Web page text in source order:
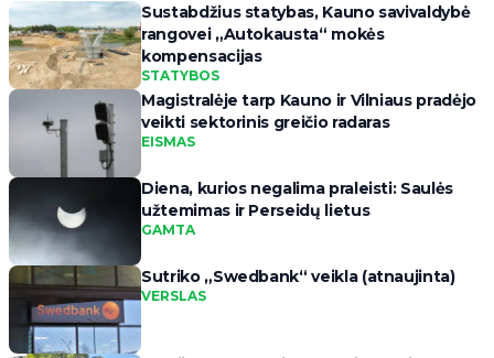
Sustabdžius statybas, Kauno savivaldybė
rangovei „Autokausta“ mokės
kompensacijas
STATYBOS
Magistralėje tarp Kauno ir Vilniaus pradėjo
veikti sektorinis greičio radaras
EISMAS
Diena, kurios negalima praleisti: Saulės
užtemimas ir Perseidų lietus
GAMTA
Sutriko „Swedbank“ veikla (atnaujinta)
VERSLAS